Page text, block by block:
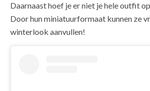
Daarnaast hoef je er niet je hele outfit
Door hun miniatuurformaat kunnen ze
winterlook aanvullen!